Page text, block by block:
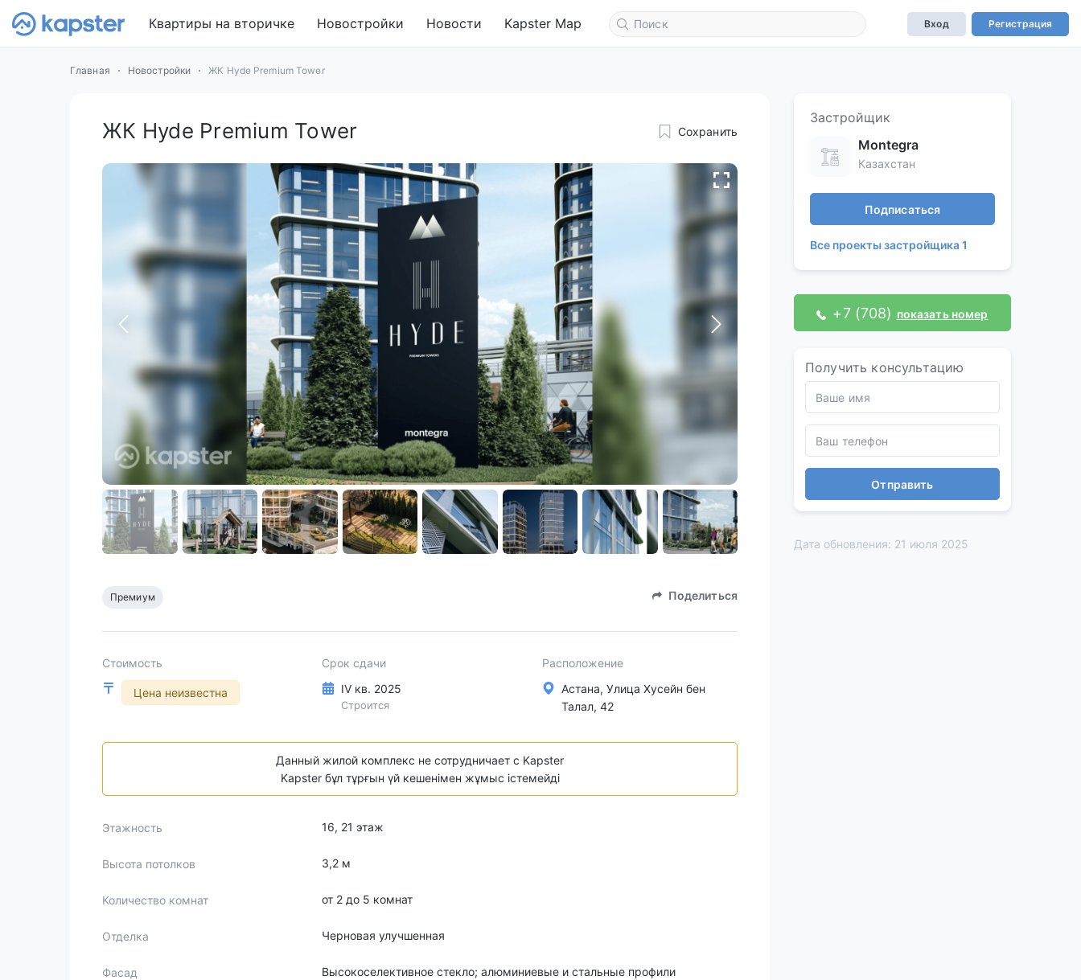
Квартиры на вторичке Новостройки Новости Kapster Map Вход Регистрация
Главная Новостройки ЖК Hyde Premium Tower
ЖК Hyde Premium Tower Сохранить
Премиум Поделиться
Стоимость
Цена неизвестна
Срок сдачи
IV кв. 2025
Строится
Расположение
Астана, Улица Хусейн бен
Талал, 42
Данный жилой комплекс не сотрудничает с Kapster
Kapster бұл тұрғын үй кешенімен жұмыс істемейді
Этажность 16, 21 этаж
Высота потолков 3,2 м
Количество комнат от 2 до 5 комнат
Отделка Черновая улучшенная
Фасад Высокоселективное стекло; алюминиевые и стальные профили
Застройщик
Montegra
Казахстан
Подписаться
Все проекты застройщика 1
+7 (708) показать номер
Получить консультацию
Отправить
Дата обновления: 21 июля 2025